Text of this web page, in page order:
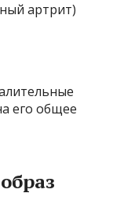
артрит)
его общее